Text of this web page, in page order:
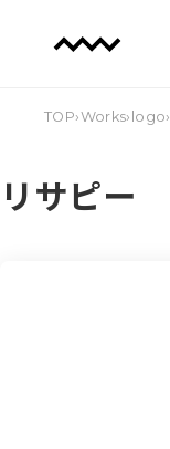
TOP›Works› logo›
リサピー